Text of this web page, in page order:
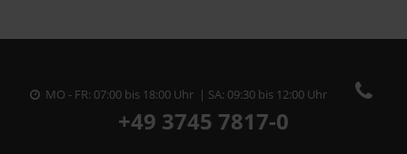
MO - FR: 07:00 bis 18:00 Uhr | SA: 09:30 bis 12:00 Uhr
+49 3745 7817-0